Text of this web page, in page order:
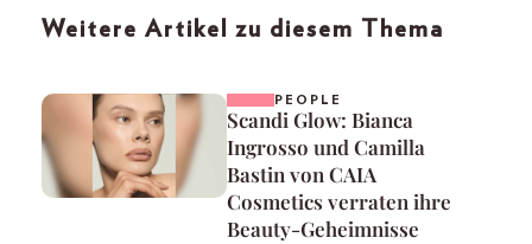
Weitere Artikel zu diesem Thema
PEOPLE
Scandi Glow: Bianca
Ingrosso und Camilla
Bastin von CAIA
Cosmetics verraten ihre
Beauty-Geheimnisse